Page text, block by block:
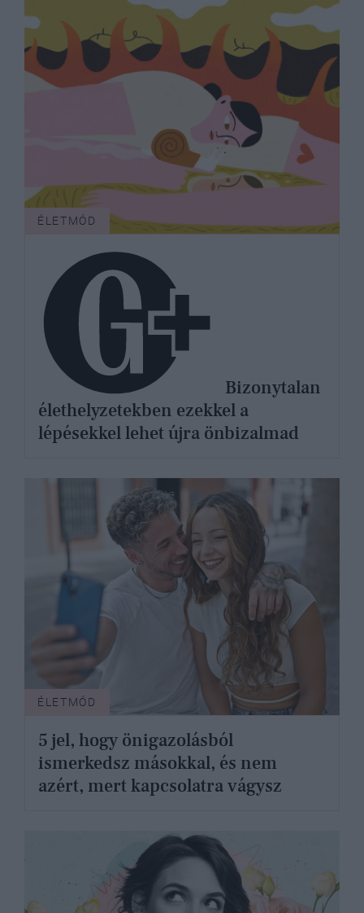
ÉLETMÓD
Bizonytalan
élethelyzetekben ezekkel a
lépésekkel lehet újra önbizalmad
ÉLETMÓD
5 jel, hogy önigazolásból
ismerkedsz másokkal, és nem
azért, mert kapcsolatra vágysz